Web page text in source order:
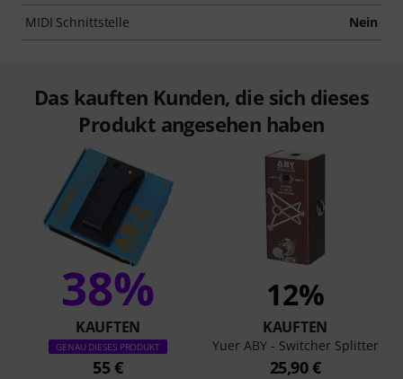
MIDI Schnittstelle Nein
Das kauften Kunden, die sich dieses
Produkt angesehen haben
38%
KAUFTEN
GENAU DIESES PRODUKT
55 €
12%
KAUFTEN
Yuer ABY - Switcher Splitter
25,90 €